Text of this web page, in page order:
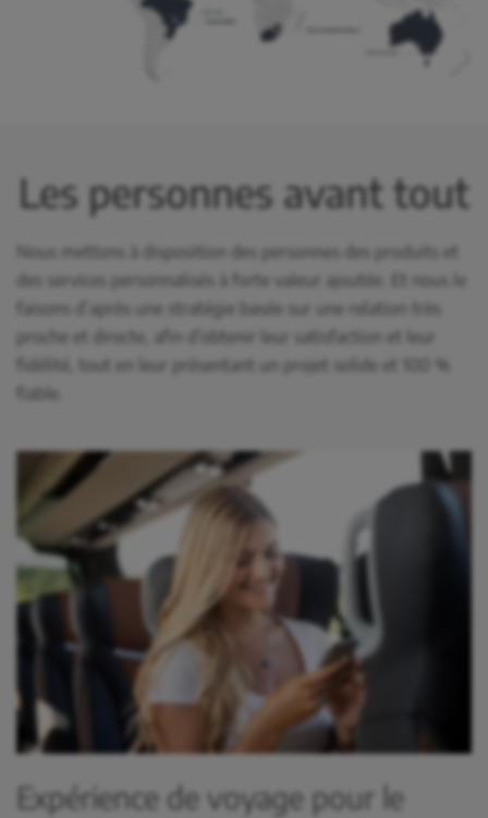
Les personnes avant tout
Nous mettons à disposition des personnes des produits et
des services personnalisés à forte valeur ajoutée. Et nous le
faisons d’après une stratégie basée sur une relation très
proche et directe, afin d’obtenir leur satisfaction et leur
fidélité, tout en leur présentant un projet solide et 100 %
fiable.
Expérience de voyage pour le